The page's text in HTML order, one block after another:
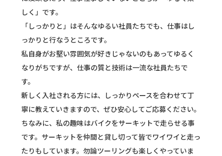
しく」です。
「しっかりと」はそんなゆるい社員たちでも、仕事はし
っかりと行なうところです。
私自身がお堅い雰囲気が好きじゃないのもあってゆるく
なりがちですが、仕事の質と技術は一流な社員たちで
す。
新しく入社される方には、しっかりペースを合わせて丁
寧に教えていきますので、ぜひ安心してご応募ください。
ちなみに、私の趣味はバイクをサーキットで走らせる事
です。サーキットを仲間と貸し切って皆でワイワイと走っ
たりもしています。勿論ツーリングも楽しくやっていま